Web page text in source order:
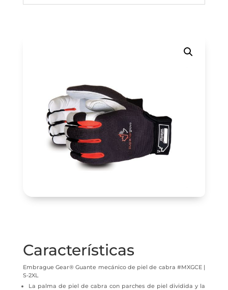
Características
Embrague Gear® Guante mecánico de piel de cabra #MXGCE |
S-2XL
La palma de piel de cabra con parches de piel dividida y la